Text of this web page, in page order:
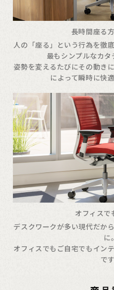
長時間座る
人の「座る」という行為を徹
最もシンプルなカ
姿勢を変えるたびにその動き
によって瞬時に快
オフィスで
デスクワークが多い現代だか
に。
オフィスでもご自宅でもイン
です